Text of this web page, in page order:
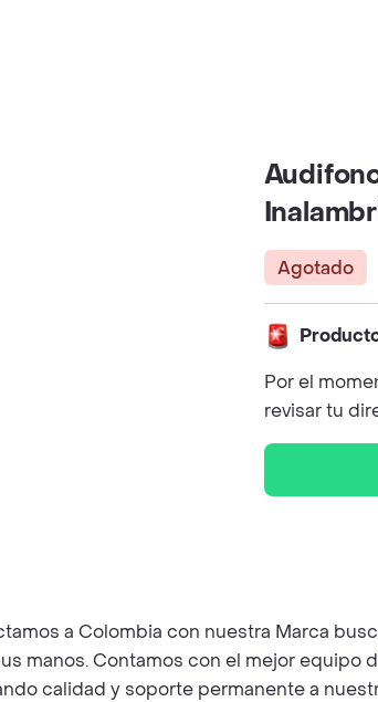
Agotado
Por el
revisar tu
a Colombia con nuestra Marca
manos. Contamos con el mejor
calidad y soporte permanente a